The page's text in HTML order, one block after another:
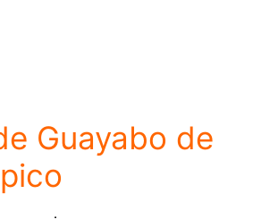
Guayabo de